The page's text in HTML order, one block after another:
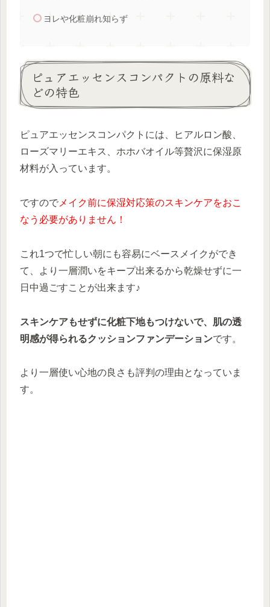
ヨレや化粧崩れ知らず
ピュアエッセンスコンパクトの原料な
どの特色
ピュアエッセンスコンパクトには、ヒアルロン酸、
ローズマリーエキス、ホホバオイル等贅沢に保湿原
材料が入っています。
ですので メイク前に保湿対応策のスキンケアをおこ
なう必要がありません！
これ1つで忙しい朝にも容易にベースメイクができ
て、より一層潤いをキープ出来るから乾燥せずに一
日中過ごすことが出来ます♪
スキンケアもせずに化粧下地もつけないで、肌の透
明感が得られるクッションファンデーションです。
より一層使い心地の良さも評判の理由となっていま
す。